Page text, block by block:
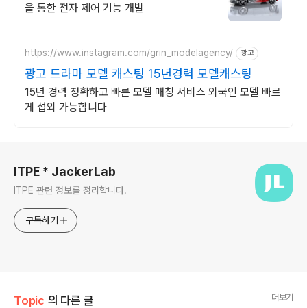
을 통한 전자 제어 기능 개발
https://www.instagram.com/grin_modelagency/ 광고
광고 드라마 모델 캐스팅 15년경력 모델캐스팅
15년 경력 정확하고 빠른 모델 매칭 서비스 외국인 모델 빠르
게 섭외 가능합니다
ITPE * JackerLab
ITPE 관련 정보를 정리합니다.
구독하기
Topic 의 다른 글 더보기